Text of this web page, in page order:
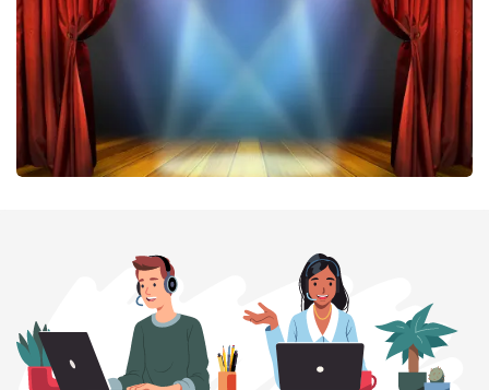
BESTEL NU
BESTEL NU